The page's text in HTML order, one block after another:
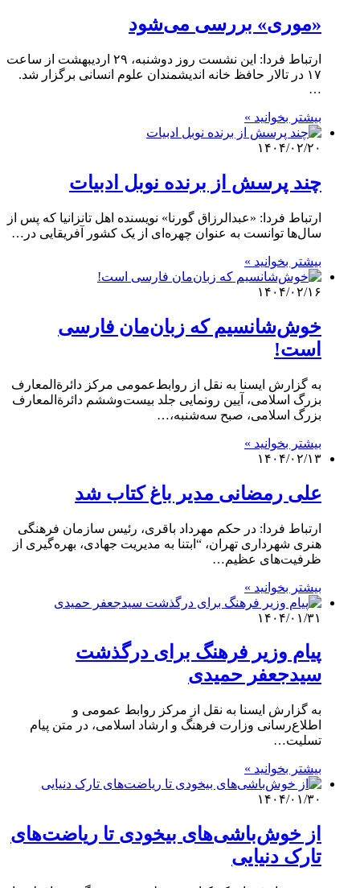
«موری» بررسی می‌شود
ارتباط فردا: این نشست روز دوشنبه، ۲۹ اردیبهشت از ساعت
۱۷ در تالار حافظ خانه اندیشمندان علوم انسانی برگزار شد.
…
بیشتر بخوانید »
۱۴۰۴/۰۲/۲۰
چند پرسش از برنده نوبل ادبیات
ارتباط فردا: «عبدالرزاق گورنا» نویسنده اهل تانزانیا که پس از
سال‌ها توانست به عنوان چهره‌ای از یک کشور آفریقایی در…
بیشتر بخوانید »
۱۴۰۴/۰۲/۱۶
خوش‌شانسیم که زبان‌مان فارسی
است!
به گزارش ایسنا به نقل از روابط‌عمومی مرکز دائرةالمعارف
بزرگ اسلامی، آیین رونمایی جلد بیست‌وششم دائرةالمعارف
بزرگ اسلامی، صبح سه‌شنبه،…
بیشتر بخوانید »
۱۴۰۴/۰۲/۱۳
علی رمضانی مدیر باغ کتاب شد
ارتباط فردا: در حکم مهرداد باقری، رئیس سازمان فرهنگی
هنری شهرداری تهران، “ابتنا به مدیریت جهادی، بهره‌گیری از
ظرفیت‏‌های عظیم…
بیشتر بخوانید »
۱۴۰۴/۰۱/۳۱
پیام وزیر فرهنگ برای درگذشت
سیدجعفر حمیدی
به گزارش ایسنا به نقل از مرکز روابط عمومی و
اطلاع‌رسانی وزارت فرهنگ و ارشاد اسلامی، در متن پیام
تسلیت…
بیشتر بخوانید »
۱۴۰۴/۰۱/۳۰
از خوش‌باشی‌های بیخودی تا ریاضت‌های
تارک دنیایی